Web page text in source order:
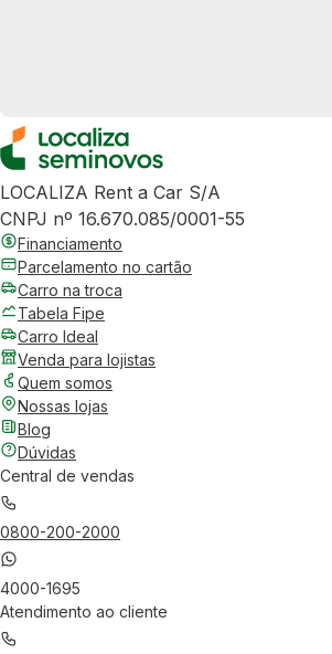
LOCALIZA Rent a Car S/A
CNPJ nº 16.670.085/0001-55
Financiamento
Parcelamento no cartão
Carro na troca
Tabela Fipe
Carro Ideal
Venda para lojistas
Quem somos
Nossas lojas
Blog
Dúvidas
Central de vendas
0800-200-2000
4000-1695
Atendimento ao cliente